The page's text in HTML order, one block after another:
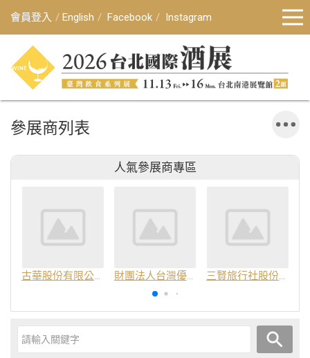
會員登入 English Facebook Instagram
參展商列表
人氣參展商專區
古華股份有限公司 財團法人台灣優良農產品發展協會 三賢旅行社股份有限公司